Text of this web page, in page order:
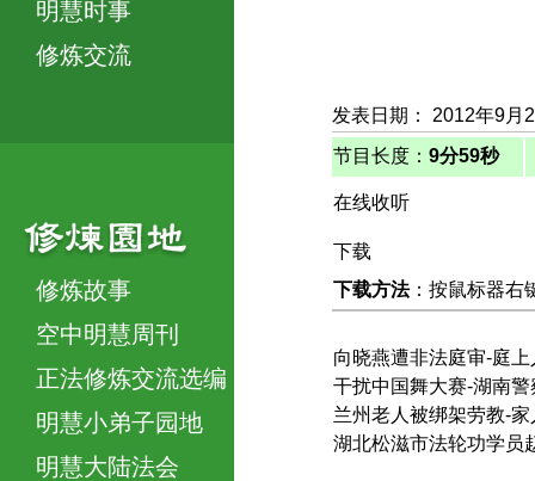
明慧时事
修炼交流
修炼故事
空中明慧周刊
正法修炼交流选编
明慧小弟子园地
明慧大陆法会
发表日期： 2012年9月
节目长度： 9分59秒
在线收听
下载
下载方法：按鼠标器右
向晓燕遭非法庭审-庭
干扰中国舞大赛-湖南
兰州老人被绑架劳教-
湖北松滋市法轮功学员